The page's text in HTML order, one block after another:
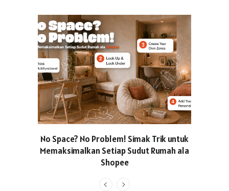
No Space? No Problem! Simak Trik untuk
Memaksimalkan Setiap Sudut Rumah ala
Shopee